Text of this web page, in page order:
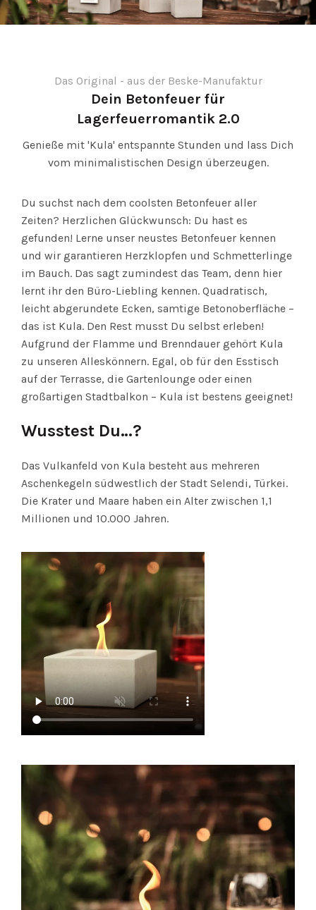
Das Original - aus der Beske-Manufaktur
Dein Betonfeuer für
Lagerfeuerromantik 2.0
Genieße mit 'Kula' entspannte Stunden und lass Dich
vom minimalistischen Design überzeugen.
Du suchst nach dem coolsten Betonfeuer aller
Zeiten? Herzlichen Glückwunsch: Du hast es
gefunden! Lerne unser neustes Betonfeuer kennen
und wir garantieren Herzklopfen und Schmetterlinge
im Bauch. Das sagt zumindest das Team, denn hier
lernt ihr den Büro-Liebling kennen. Quadratisch,
leicht abgerundete Ecken, samtige Betonoberfläche –
das ist Kula. Den Rest musst Du selbst erleben!
Aufgrund der Flamme und Brenndauer gehört Kula
zu unseren Alleskönnern. Egal, ob für den Esstisch
auf der Terrasse, die Gartenlounge oder einen
großartigen Stadtbalkon – Kula ist bestens geeignet!
Wusstest Du…?
Das Vulkanfeld von Kula besteht aus mehreren
Aschenkegeln südwestlich der Stadt Selendi, Türkei.
Die Krater und Maare haben ein Alter zwischen 1,1
Millionen und 10.000 Jahren.